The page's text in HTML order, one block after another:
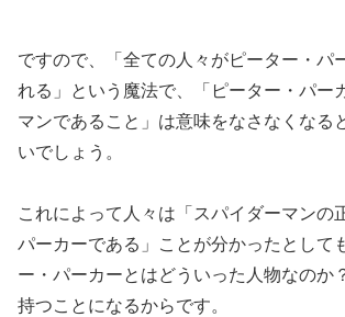
ですので、「全ての人々がピーター・パ
れる」という魔法で、「ピーター・パー
マンであること」は意味をなさなくなる
いでしょう。
これによって人々は「スパイダーマンの
パーカーである」ことが分かったとして
ー・パーカーとはどういった人物なのか
持つことになるからです。